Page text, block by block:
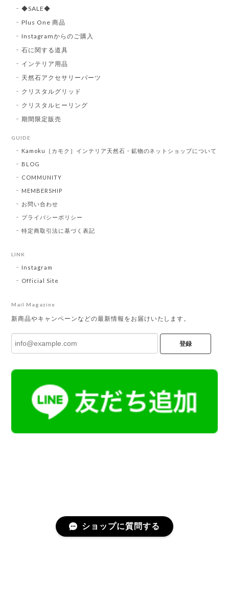
◆SALE◆
Plus One 商品
Instagramからのご購入
石に関する道具
インテリア用品
天然石アクセサリーパーツ
クリスタルグリッド
クリスタルヒーリング
期間限定販売
GUIDE
Kamoku［カモク］インテリア天然石・鉱物のネットショップについて
BLOG
COMMUNITY
MEMBERSHIP
お問い合わせ
プライバシーポリシー
特定商取引法に基づく表記
LINK
Instagram
Official Site
Mail Magazine
新商品やキャンペーンなどの最新情報をお届けいたします。
登録
ショップに質問する